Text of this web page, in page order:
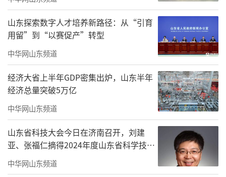
赏完佳作，二人来到云间画室。赵孟君泼
墨挥毫，时间仿佛在那一刻凝固，每一滴墨
水，每一笔色彩，都在他的画笔下熠熠生辉，
似乎讲述着一个个未完待续的故事，无形的想
象也在那一刻转化为有形的艺术。在云间画
室，时间不再是线性地流逝，而是在赵孟君的
山东探索数字人才培养新路径：从“引育
用留”到“以赛促产”转型
中华网山东频道
经济大省上半年GDP密集出炉，山东半年
经济总量突破5万亿
中华网山东频道
山东省科技大会今日在济南召开，刘建
亚、张福仁摘得2024年度山东省科学技术
奖最高奖！
中华网山东频道